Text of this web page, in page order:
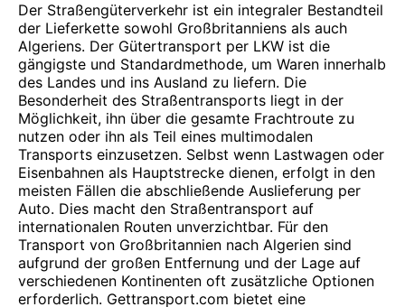
Der Straßengüterverkehr ist ein integraler Bestandteil
der Lieferkette sowohl Großbritanniens als auch
Algeriens. Der Gütertransport per LKW ist die
gängigste und Standardmethode, um Waren innerhalb
des Landes und ins Ausland zu liefern. Die
Besonderheit des Straßentransports liegt in der
Möglichkeit, ihn über die gesamte Frachtroute zu
nutzen oder ihn als Teil eines multimodalen
Transports einzusetzen. Selbst wenn Lastwagen oder
Eisenbahnen als Hauptstrecke dienen, erfolgt in den
meisten Fällen die abschließende Auslieferung per
Auto. Dies macht den Straßentransport auf
internationalen Routen unverzichtbar. Für den
Transport von Großbritannien nach Algerien sind
aufgrund der großen Entfernung und der Lage auf
verschiedenen Kontinenten oft zusätzliche Optionen
erforderlich. Gettransport.com bietet eine